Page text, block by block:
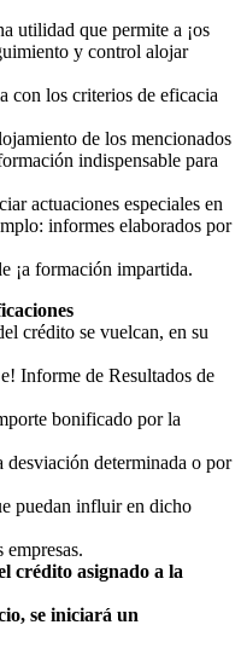
utilidad que permite a ¡os
y control alojar
con los criterios de eficacia
de los mencionados
indispensable para
actuaciones especiales en
informes elaborados por
¡a formación impartida.
crédito se vuelcan, en su
Informe de Resultados de
bonificado por la
desviación determinada o por
puedan influir en dicho
crédito asignado a la
se iniciará un